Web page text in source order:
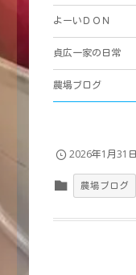
よーいＤＯＮ
貞広一家の日常
農場ブログ
2026年1月31
農場ブログ